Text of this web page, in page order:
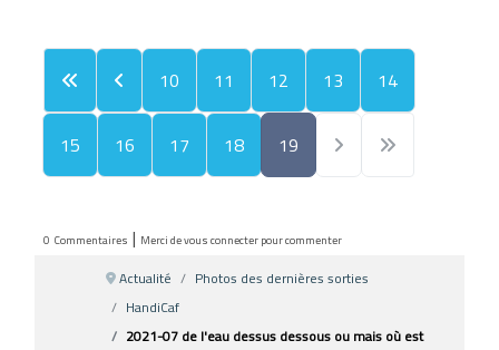
10 11 12 13
14
15
16 17 18 19
0 Commentaires | Merci de vous connecter pour commenter
Actualité
Photos des dernières sorties
HandiCaf
2021-07 de l'eau dessus dessous ou mais où est